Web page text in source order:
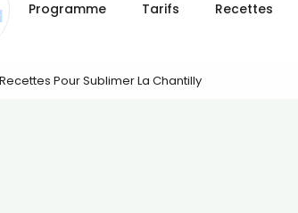
Programme Tarifs Recettes
Pour Sublimer La Chantilly